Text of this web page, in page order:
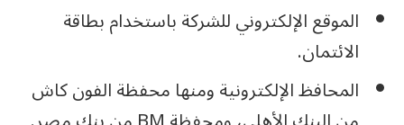
الموقع الإلكتروني للشركة باستخدام بطاقة
الائتمان.
المحافظ الإلكترونية ومنها محفظة الفون كاش